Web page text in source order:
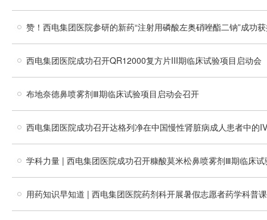
赞！西电集团医院参研的新药“注射用磷酸左奥硝唑酯二钠”成功
西电集团医院成功召开QR12000复方片III期临床试验项目启动会
布地奈德鼻喷雾剂Ⅲ期临床试验项目启动会召开
西电集团医院成功召开达格列净在中国慢性肾脏病成人患者中的
学科力量 | 西电集团医院成功召开糠酸莫米松鼻喷雾剂Ⅲ期临床
用药知识早知道 | 西电集团医院药剂科开展暑假志愿者药学科普